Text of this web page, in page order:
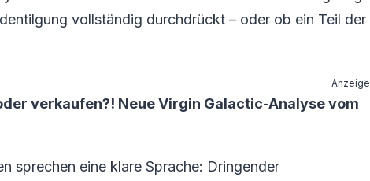
vollständig durchdrückt – oder ob ein Teil der
Anzeige
verkaufen?! Neue Virgin Galactic-Analyse vom
sprechen eine klare Sprache: Dringender